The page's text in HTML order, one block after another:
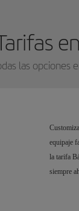
las opciones
equipaje
la tarifa
siempre